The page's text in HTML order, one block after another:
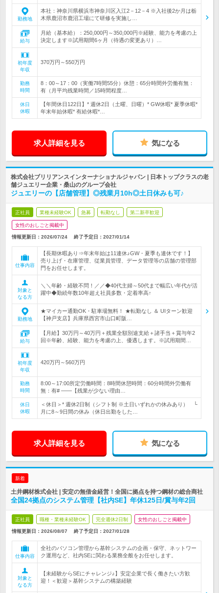
勤務地
本社：神奈川県横浜市神奈川区入江2－12－4 ※入社後2か月は栃
木県鹿沼市鹿沼工場にて研修を実施し…
給与
月給（基本給）：250,000円～350,000円※経験、能力を考慮の上
決定します※試用期間6ヶ月（待遇の変更あり）…
初年度
年収
370万円～550万円
勤務
時間
8：00～17：00（実働7時間55分）休憩：65分時間外労働有無：
有（月平均残業時間／15時間程度…
休日
休暇
【年間休日122日】* 週休2日（土曜、日曜）* GW休暇* 夏季休暇*
年末年始休暇* 有給休暇*…
求人詳細を見る 気になる
株式会社ブリリアンスインターナショナルジャパン | 日本トップクラスの老
舗ジュエリー企業・桑山のグループ会社
ジュエリーの【店舗管理】◎残業月10h◎土日休みも可♪
正社員 業種未経験OK 急募 転勤なし 第二新卒歓迎
女性のおしごと掲載中
情報更新日：2026/07/24 終了予定日： 2027/01/14
仕事内容
【長期休暇あり⇒年末年始は11連休♪GW・夏季も連休です！】
売り上げ・在庫管理、従業員管理、データ管理等の店舗の管理部
門をお任せします。
対象と
なる方
＼＼年齢・経験不問！／／◆40代主婦～50代まで幅広い年代が活
躍中◆勤続年数10年超え社員多数・定着率高↑
勤務地
★マイカー通勤OK・駐車場無料！ ★転勤なし ＆ UIターン歓迎
【神戸支店】兵庫県西宮市山口町阪…
給与
【月給】30万円～40万円＋残業全額別途支給＋諸手当＋賞与年2
回※年齢、経験、能力を考慮の上、優遇します。※試用期間…
初年度
年収
420万円～560万円
勤務
時間
8:00～17:00所定労働時間：8時間休憩時間：60分時間外労働有
無：有# ――【残業が少ない理由…
休日
休暇
＜休日＞* 週休2日制（シフト制 ※土日いずれかの休みあり） └
月に8～9日間の休み（休日出勤をした…
求人詳細を見る 気になる
新着
土井鋼材株式会社 | 安定の無借金経営！全国に拠点を持つ鋼材の総合商社
全国24拠点のシステム管理【社内SE】年休125日/賞与年2回
正社員 職種・業種未経験OK 完全週休2日制 女性のおしごと掲載中
情報更新日：2026/08/07 終了予定日： 2027/01/28
仕事内容
全社のパソコン管理から基幹システムの企画・保守、ネットワー
ク運用など、社内SEに関わる業務全般をお任せします。
対象と
なる方
【未経験からSEにチャレンジ♪】安定企業で長く働きたい方歓
迎！＜歓迎＞基幹システムの構築経験